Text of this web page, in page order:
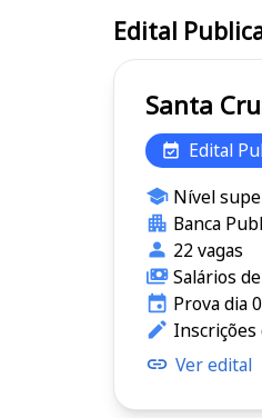
Edital
Edital
Nível
Banca
22 vagas
Salários
Prova dia
Ver edital